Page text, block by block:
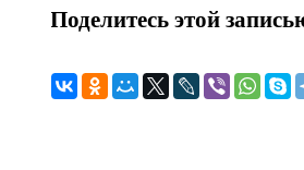
Поделитесь этой